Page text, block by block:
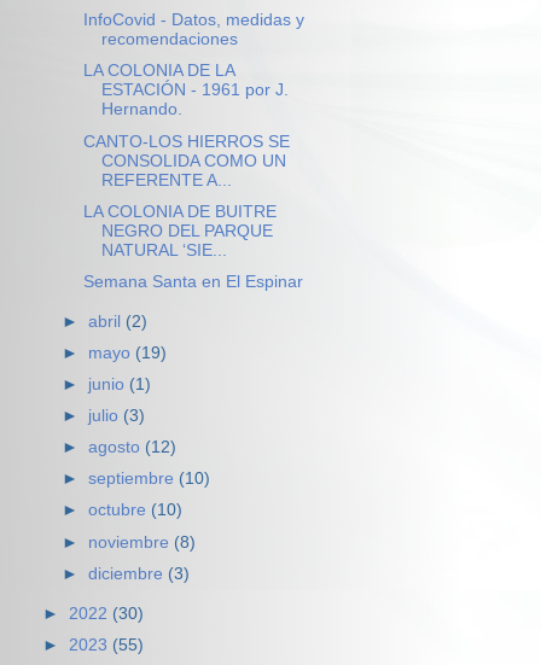
InfoCovid - Datos, medidas y
recomendaciones
LA COLONIA DE LA
ESTACIÓN - 1961 por J.
Hernando.
CANTO-LOS HIERROS SE
CONSOLIDA COMO UN
REFERENTE A...
LA COLONIA DE BUITRE
NEGRO DEL PARQUE
NATURAL ‘SIE...
Semana Santa en El Espinar
►abril (2)
► mayo (19)
► junio (1)
► julio (3)
►agosto (12)
►septiembre (10)
►octubre (10)
► noviembre (8)
►diciembre (3)
► 2022 (30)
► 2023 (55)